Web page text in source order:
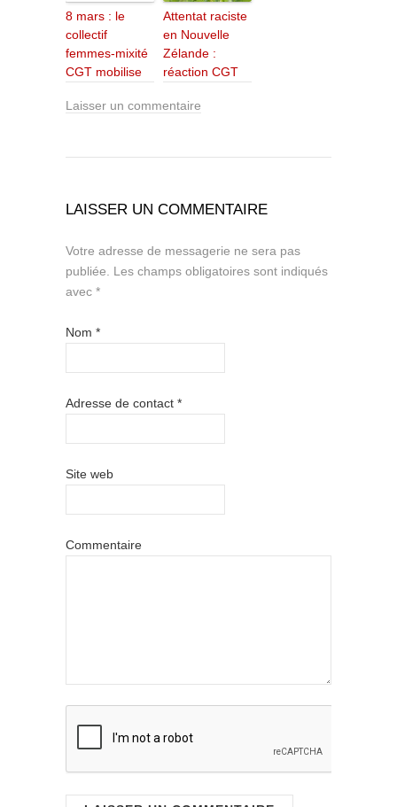
8 mars : le
collectif
femmes-mixité
CGT mobilise
Attentat raciste
en Nouvelle
Zélande :
réaction CGT
Laisser un commentaire
LAISSER UN COMMENTAIRE
Votre adresse de messagerie ne sera pas
publiée. Les champs obligatoires sont indiqués
avec *
Nom *
Adresse de contact *
Site web
Commentaire